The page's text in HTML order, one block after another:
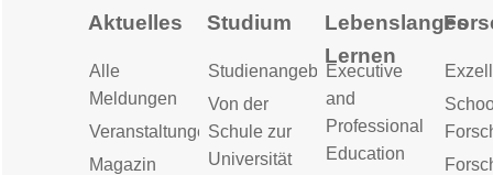
Aktuelles
Alle
Meldungen
Veranstaltungen
Magazin
Studium
Studienangebot
Von der
Schule zur
Universität
Lebenslanges
Lernen
Executive
and
Professional
Education